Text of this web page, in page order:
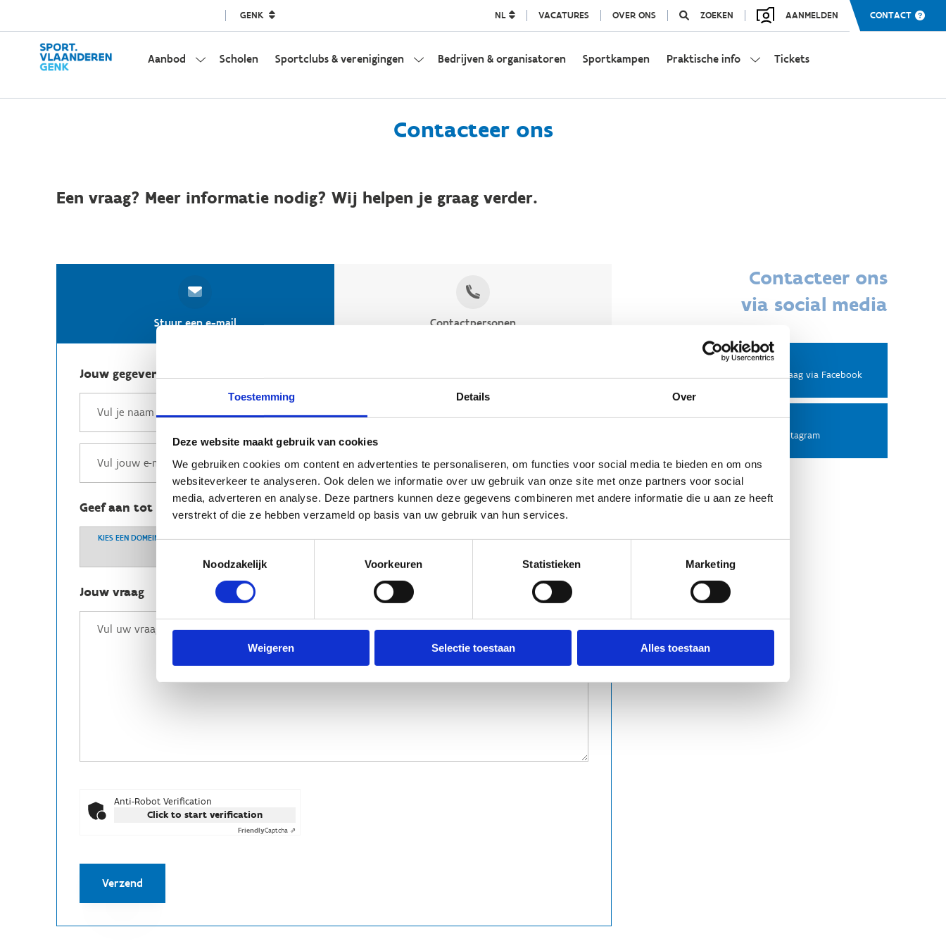
Toestemming Details Over
Deze website maakt gebruik van cookies
We gebruiken cookies om content en advertenties te personaliseren, om functies voor social media te bieden en om ons
websiteverkeer te analyseren. Ook delen we informatie over uw gebruik van onze site met onze partners voor social
media, adverteren en analyse. Deze partners kunnen deze gegevens combineren met andere informatie die u aan ze heeft
verstrekt of die ze hebben verzameld op basis van uw gebruik van hun services.
Noodzakelijk
Voorkeuren Statistieken Marketing
Weigeren Selectie toestaan Alles toestaan
GENK NL VACATURES OVER ONS ZOEKEN AANMELDEN CONTACT
Aanbod Scholen Sportclubs & verenigingen Bedrijven & organisatoren Sportkampen Praktische info Tickets
Contacteer ons
Een vraag? Meer informatie nodig? Wij helpen je graag verder.
Stuur een e-mail Contactpersonen
Jouw gegevens
Geef aan tot welk domein jouw vraag behoort
KIES EEN DOMEIN
Jouw vraag
Anti-Robot Verification
Click to start verification
FriendlyCaptcha ⇗
Verzend
Contacteer ons
via social media
Facebook
Stel ons een vraag via Facebook
Instagram
Volg ons op Instagram